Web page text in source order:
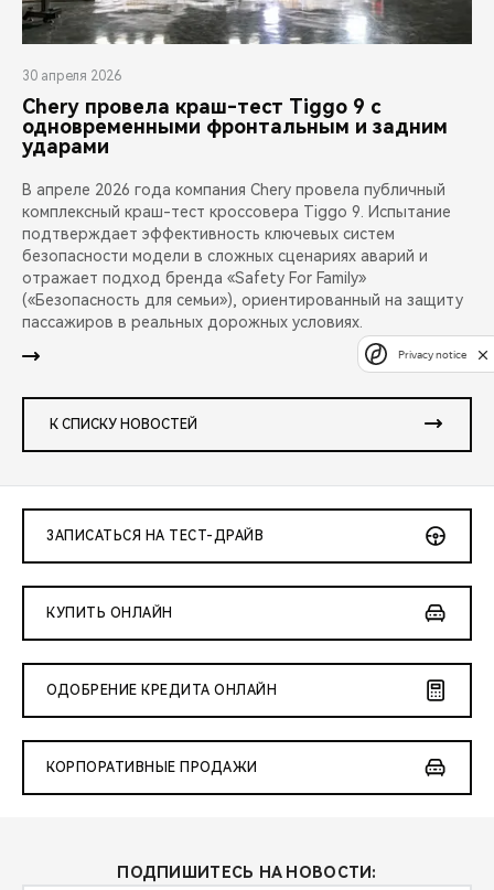
30 апреля 2026
Chery провела краш-тест Tiggo 9 с
одновременными фронтальным и задним
ударами
В апреле 2026 года компания Chery провела публичный
комплексный краш-тест кроссовера Tiggo 9. Испытание
подтверждает эффективность ключевых систем
безопасности модели в сложных сценариях аварий и
отражает подход бренда «Safety For Family»
(«Безопасность для семьи»), ориентированный на защиту
пассажиров в реальных дорожных условиях.
К СПИСКУ НОВОСТЕЙ
ЗАПИСАТЬСЯ НА ТЕСТ-ДРАЙВ
КУПИТЬ ОНЛАЙН
ОДОБРЕНИЕ КРЕДИТА ОНЛАЙН
КОРПОРАТИВНЫЕ ПРОДАЖИ
ПОДПИШИТЕСЬ НА НОВОСТИ:
Privacy notice